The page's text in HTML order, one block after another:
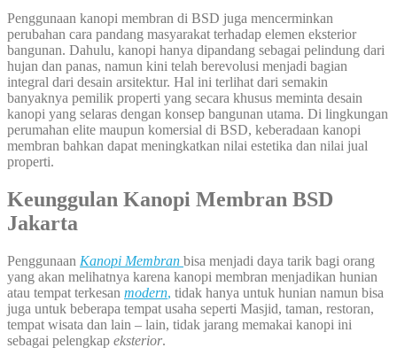
Penggunaan kanopi membran di BSD juga mencerminkan
perubahan cara pandang masyarakat terhadap elemen eksterior
bangunan. Dahulu, kanopi hanya dipandang sebagai pelindung dari
hujan dan panas, namun kini telah berevolusi menjadi bagian
integral dari desain arsitektur. Hal ini terlihat dari semakin
banyaknya pemilik properti yang secara khusus meminta desain
kanopi yang selaras dengan konsep bangunan utama. Di lingkungan
perumahan elite maupun komersial di BSD, keberadaan kanopi
membran bahkan dapat meningkatkan nilai estetika dan nilai jual
properti.
Keunggulan Kanopi Membran BSD
Jakarta
Penggunaan Kanopi Membran bisa menjadi daya tarik bagi orang
yang akan melihatnya karena kanopi membran menjadikan hunian
atau tempat terkesan modern, tidak hanya untuk hunian namun bisa
juga untuk beberapa tempat usaha seperti Masjid, taman, restoran,
tempat wisata dan lain – lain, tidak jarang memakai kanopi ini
sebagai pelengkap eksterior.